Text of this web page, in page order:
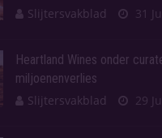
Slijtersvakblad
31
Heartland Wines onder
miljoenenverlies
Slijtersvakblad
29